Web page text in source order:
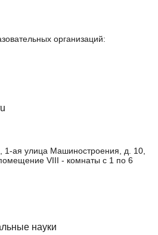
организаций:
1-ая улица Машиностроения, д. 10,
VIII - комнаты с 1 по 6
науки